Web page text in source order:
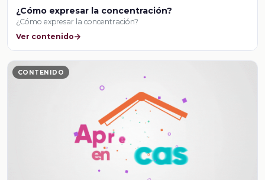
¿Cómo expresar la concentración?
¿Cómo expresar la concentración?
Ver contenido
CONTENIDO